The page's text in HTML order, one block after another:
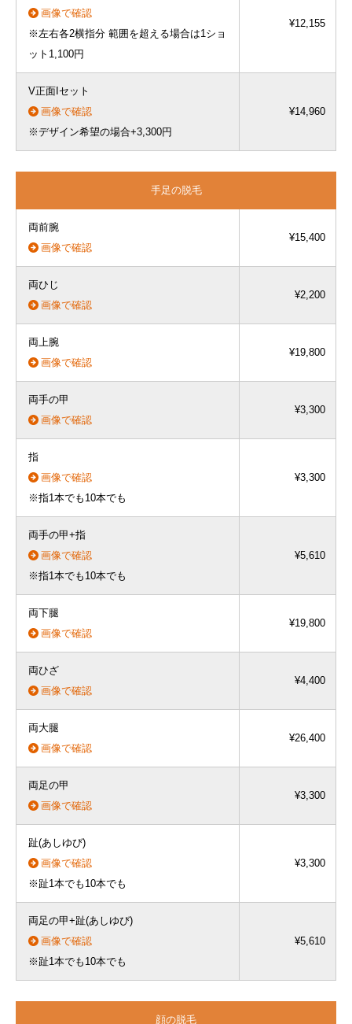
画像で確認
※左右各2横指分 範囲を超える場合は1ショ
ット1,100円
¥12,155
V正面Iセット
画像で確認
※デザイン希望の場合+3,300円
¥14,960
手足の脱毛
両前腕
画像で確認
¥15,400
両ひじ
画像で確認
¥2,200
両上腕
画像で確認
¥19,800
両手の甲
画像で確認
¥3,300
指
画像で確認
※指1本でも10本でも
¥3,300
両手の甲+指
画像で確認
※指1本でも10本でも
¥5,610
両下腿
画像で確認
¥19,800
両ひざ
画像で確認
¥4,400
両大腿
画像で確認
¥26,400
両足の甲
画像で確認
¥3,300
趾(あしゆび)
画像で確認
※趾1本でも10本でも
¥3,300
両足の甲+趾(あしゆび)
画像で確認
※趾1本でも10本でも
¥5,610
顔の脱毛